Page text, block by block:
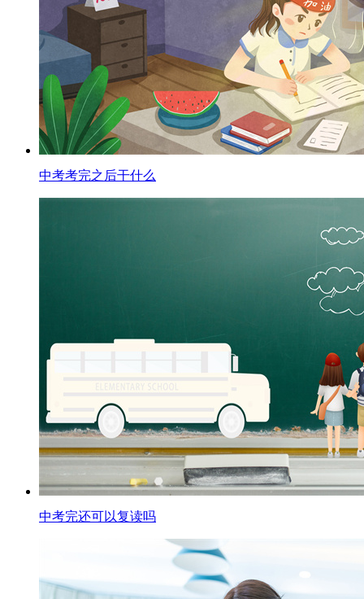
中考考完之后干什么
中考完还可以复读吗